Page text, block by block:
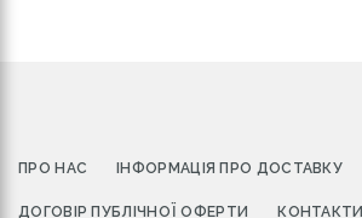
ПРО НАС ІНФОРМАЦІЯ ПРО ДОСТАВКУ
ДОГОВІР ПУБЛІЧНОЇ ОФЕРТИ КОНТАКТИ